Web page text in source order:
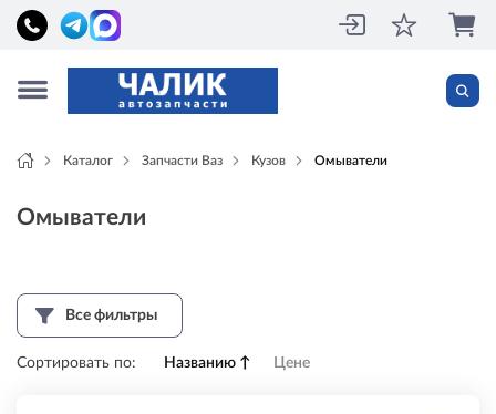
Каталог Запчасти Ваз Кузов Омыватели
Омыватели
Все фильтры
Сортировать по: Названию ↑ Цене